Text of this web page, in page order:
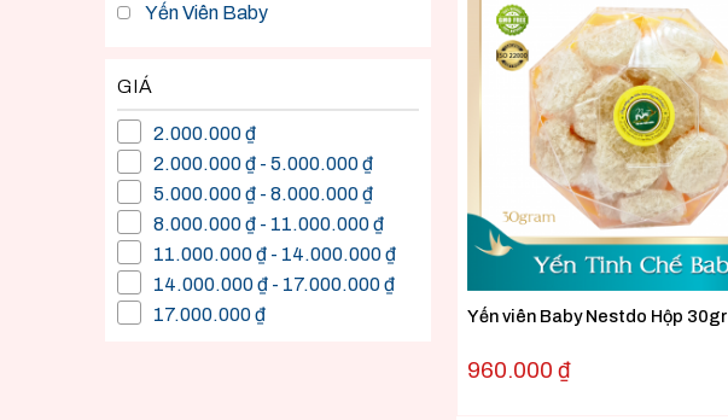
Yến Viên Baby
GIÁ
2.000.000 ₫
2.000.000 ₫ - 5.000.000 ₫
5.000.000 ₫ - 8.000.000 ₫
8.000.000 ₫ - 11.000.000 ₫
11.000.000 ₫ - 14.000.000 ₫
14.000.000 ₫ - 17.000.000 ₫
17.000.000 ₫
Yến viên Baby Nestdo Hộp 30gr
960.000 ₫